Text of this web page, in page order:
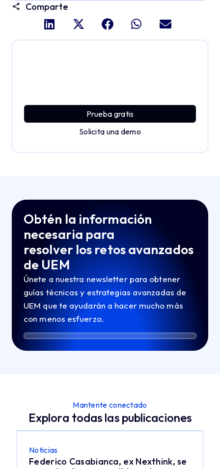
Comparte
Prueba gratis
Solicita una demo
Obtén la información
necesaria para
resolver los retos avanzados
de UEM
Únete a nuestra newsletter para obtener
guías técnicas y estrategias avanzadas de
UEM que te ayudarán a hacer mucho más
con menos esfuerzo.
Mantente conectado
Explora todas las publicaciones
Noticias
Federico Casabianca, ex Nexthink, se